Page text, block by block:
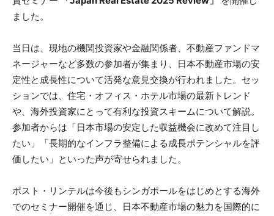
ました。
当日は、現地の機関投資家や金融関係者、不動産ファンドマ
ネージャーなど多数の参加者が集まり、日本不動産市場の安
定性と成長性について活発な意見交換が行われました。セッ
ションでは、住宅・オフィス・ホテル市場の最新トレンド
や、海外投資家にとって有利な投資スキームについて解説。
参加者からは「日本市場の安定した収益機会に改めて注目し
たい」「長期的なインフラ整備による成長ポテンシャルを評
価したい」といった声が寄せられました。
ポスト・リンテルは今後もシンガポールをはじめとする海外
でのセミナー開催を通じ、日本不動産市場の魅力を国際的に